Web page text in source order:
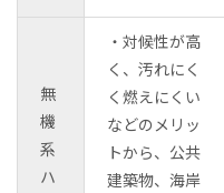
無
機
系
ハ
・対候性が高
く、汚れにく
く燃えにくい
などのメリッ
トから、 公共
建築物、海岸